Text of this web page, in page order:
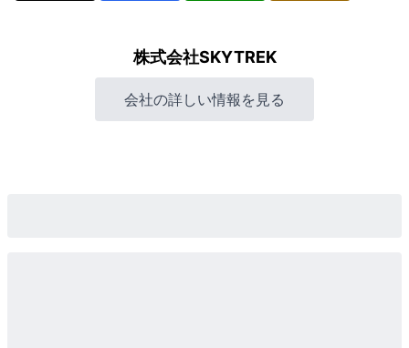
株式会社SKYTREK
会社の詳しい情報を見る